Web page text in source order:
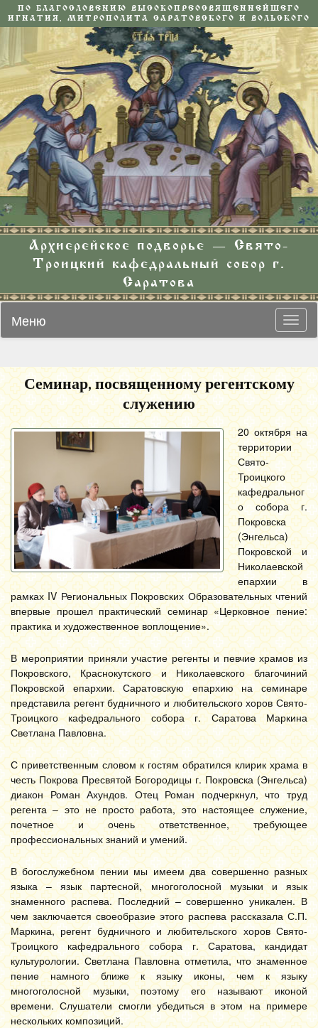
ПО БЛАГОСЛОВЕНИЮ ВЫСОКОПРЕОСВЯЩЕННЕЙШЕГО
ИГНАТИЯ, МИТРОПОЛИТА САРАТОВСКОГО И ВОЛЬСКОГО
Архиерейское подворье — Свято-
Троицкий кафедральный собор г.
Саратова
Меню
Семинар, посвященному регентскому
служению
20 октября на
территории
Свято-
Троицкого
кафедральног
о собора г.
Покровска
(Энгельса)
Покровской и
Николаевской
епархии в
рамках IV Региональных Покровских Образовательных чтений
впервые прошел практический семинар «Церковное пение:
практика и художественное воплощение».
В мероприятии приняли участие регенты и певчие храмов из
Покровского, Краснокутского и Николаевского благочиний
Покровской епархии. Саратовскую епархию на семинаре
представила регент будничного и любительского хоров Свято-
Троицкого кафедрального собора г. Саратова Маркина
Светлана Павловна.
С приветственным словом к гостям обратился клирик храма в
честь Покрова Пресвятой Богородицы г. Покровска (Энгельса)
диакон Роман Ахундов. Отец Роман подчеркнул, что труд
регента – это не просто работа, это настоящее служение,
почетное и очень ответственное, требующее
профессиональных знаний и умений.
В богослужебном пении мы имеем два совершенно разных
языка – язык партесной, многоголосной музыки и язык
знаменного распева. Последний – совершенно уникален. В
чем заключается своеобразие этого распева рассказала С.П.
Маркина, регент будничного и любительского хоров Свято-
Троицкого кафедрального собора г. Саратова, кандидат
культурологии. Светлана Павловна отметила, что знаменное
пение намного ближе к языку иконы, чем к языку
многоголосной музыки, поэтому его называют иконой
времени. Слушатели смогли убедиться в этом на примере
нескольких композиций.